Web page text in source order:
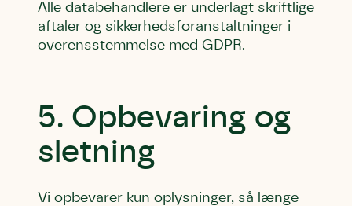
Alle databehandlere er underlagt skriftlige
aftaler og sikkerhedsforanstaltninger i
overensstemmelse med GDPR.
5. Opbevaring og
sletning
Vi opbevarer kun oplysninger, så længe